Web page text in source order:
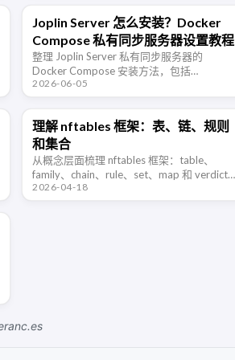
Joplin Server 怎么安装？Docker
Compose 私有同步服务器设置教程
整理 Joplin Server 私有同步服务器的
Docker Compose 安装方法，包括
PostgreSQL 配置、APP_BASE_URL 设置、
2026-06-05
理解 nftables 框架：表、链、规则
和集合
从概念层面梳理 nftables 框架：table、
family、chain、rule、set、map 和 verdict
map 分别解决什么问题，以及它们如何组合
2026-04-18